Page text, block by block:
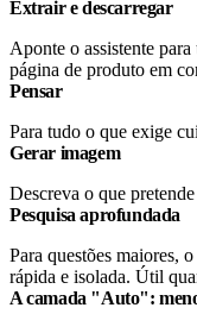
Extrair e descarregar
Aponte o assistente
página de produto em
Pensar
Para tudo o que exige
Gerar imagem
Descreva o que
Pesquisa aprofundada
Para questões maiores,
rápida e isolada. Útil
A camada "Auto":